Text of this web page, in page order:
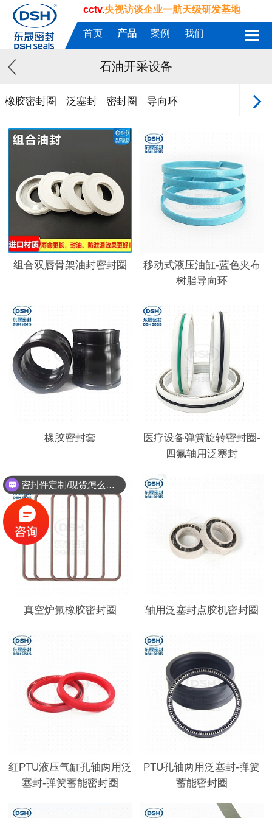
cctv.央视访谈企业一航天级研发基地
首页 产品 案例 我们
石油开采设备
橡胶密封圈 泛塞封 密封圈 导向环
组合双唇骨架油封密封圈
移动式液压油缸-蓝色夹布
树脂导向环
橡胶密封套
医疗设备弹簧旋转密封圈-
四氟轴用泛塞封
真空炉氟橡胶密封圈 轴用泛塞封点胶机密封圈
红PTU液压气缸孔轴两用泛
塞封-弹簧蓄能密封圈
PTU孔轴两用泛塞封-弹簧
蓄能密封圈
密封件定制/现货怎么报价，起订量多少？